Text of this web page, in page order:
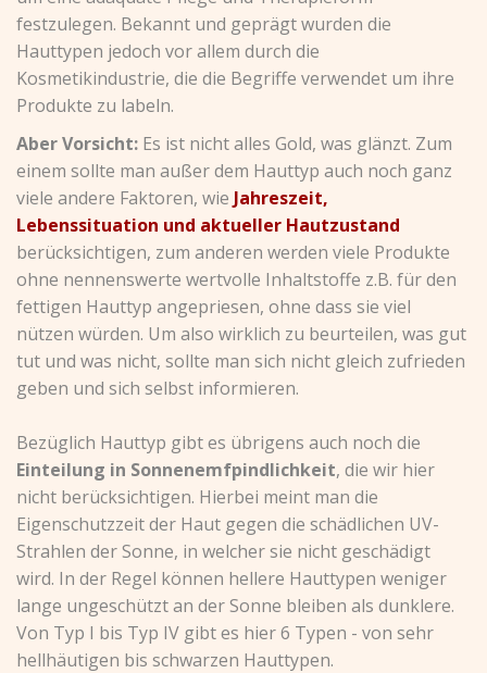
festzulegen. Bekannt und geprägt wurden die
Hauttypen jedoch vor allem durch die
Kosmetikindustrie, die die Begriffe verwendet um ihre
Produkte zu labeln.
Aber Vorsicht: Es ist nicht alles Gold, was glänzt. Zum
einem sollte man außer dem Hauttyp auch noch ganz
viele andere Faktoren, wie Jahreszeit,
Lebenssituation und aktueller Hautzustand
berücksichtigen, zum anderen werden viele Produkte
ohne nennenswerte wertvolle Inhaltstoffe z.B. für den
fettigen Hauttyp angepriesen, ohne dass sie viel
nützen würden. Um also wirklich zu beurteilen, was gut
tut und was nicht, sollte man sich nicht gleich zufrieden
geben und sich selbst informieren.
Bezüglich Hauttyp gibt es übrigens auch noch die
Einteilung in Sonnenemfpindlichkeit, die wir hier
nicht berücksichtigen. Hierbei meint man die
Eigenschutzzeit der Haut gegen die schädlichen UV-
Strahlen der Sonne, in welcher sie nicht geschädigt
wird. In der Regel können hellere Hauttypen weniger
lange ungeschützt an der Sonne bleiben als dunklere.
Von Typ I bis Typ IV gibt es hier 6 Typen - von sehr
hellhäutigen bis schwarzen Hauttypen.